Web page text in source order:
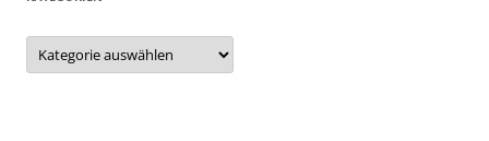
Kategorien